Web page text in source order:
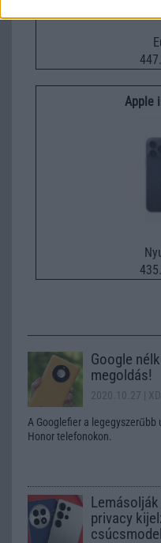
Apple
Google
megoldás!
2020.10.27 |
A Googlefier a legegyszerűbb
Honor telefonokon.
privacy